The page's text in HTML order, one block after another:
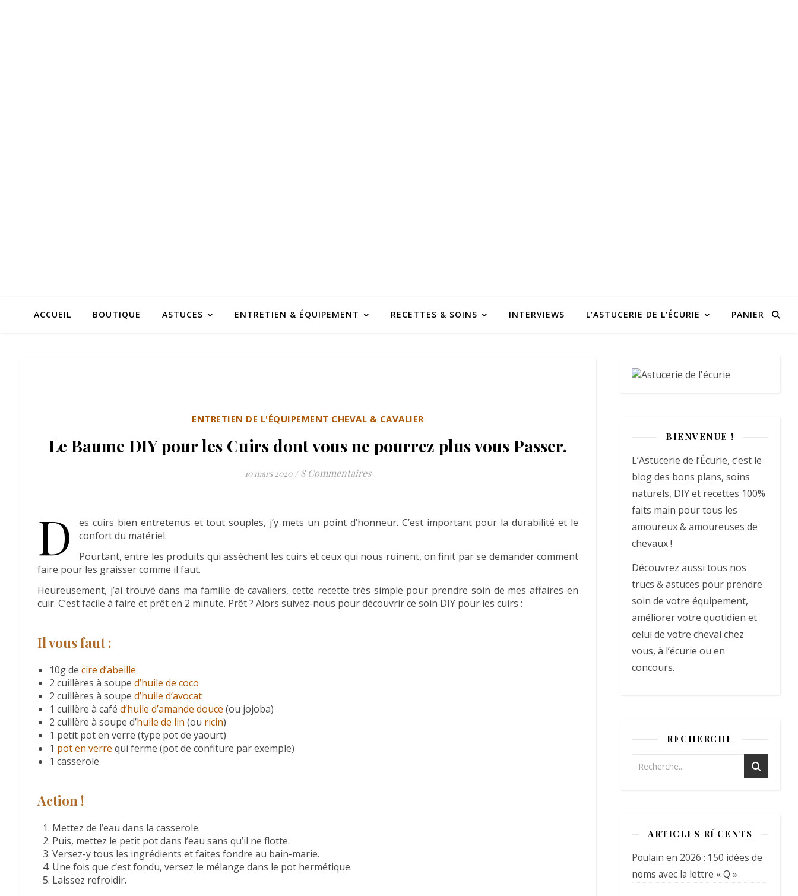
ACCUEIL BOUTIQUE ASTUCES ENTRETIEN & ÉQUIPEMENT RECETTES & SOINS INTERVIEWS L’ASTUCERIE DE L’ÉCURIE PANIER
ENTRETIEN DE L'ÉQUIPEMENT CHEVAL & CAVALIER
Le Baume DIY pour les Cuirs dont vous ne pourrez plus vous Passer.
10 mars 2020 / 8 Commentaires
D
es cuirs bien entretenus et tout souples, j’y mets un point d’honneur. C’est important pour la durabilité et le
confort du matériel.
Pourtant, entre les produits qui assèchent les cuirs et ceux qui nous ruinent, on finit par se demander comment
faire pour les graisser comme il faut.
Heureusement, j’ai trouvé dans ma famille de cavaliers, cette recette très simple pour prendre soin de mes affaires en
cuir. C’est facile à faire et prêt en 2 minute. Prêt ? Alors suivez-nous pour découvrir ce soin DIY pour les cuirs :
Il vous faut :
10g de cire d’abeille
2 cuillères à soupe d’huile de coco
2 cuillères à soupe d’huile d’avocat
1 cuillère à café d’huile d’amande douce (ou jojoba)
2 cuillère à soupe d’huile de lin (ou ricin)
1 petit pot en verre (type pot de yaourt)
1 pot en verre qui ferme (pot de confiture par exemple)
1 casserole
Action !
Mettez de l’eau dans la casserole.
Puis, mettez le petit pot dans l’eau sans qu’il ne flotte.
Versez-y tous les ingrédients et faites fondre au bain-marie.
Une fois que c’est fondu, versez le mélange dans le pot hermétique.
Laissez refroidir.
BIENVENUE !
L’Astucerie de l’Écurie, c’est le
blog des bons plans, soins
naturels, DIY et recettes 100%
faits main pour tous les
amoureux & amoureuses de
chevaux !
Découvrez aussi tous nos
trucs & astuces pour prendre
soin de votre équipement,
améliorer votre quotidien et
celui de votre cheval chez
vous, à l’écurie ou en
concours.
RECHERCHE
ARTICLES RÉCENTS
Poulain en 2026 : 150 idées de
noms avec la lettre « Q »